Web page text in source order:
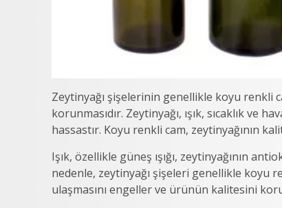
Zeytinyağı şişelerinin genellikle koyu renkli
korunmasıdır. Zeytinyağı, ışık, sıcaklık
hassastır. Koyu renkli cam, zeytinyağının
Işık, özellikle güneş ışığı, zeytinyağının
nedenle, zeytinyağı şişeleri genellikle koyu
ulaşmasını engeller ve ürünün kalitesini